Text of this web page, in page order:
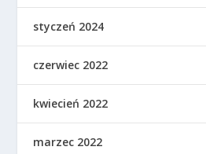
styczeń 2024
czerwiec 2022
kwiecień 2022
marzec 2022